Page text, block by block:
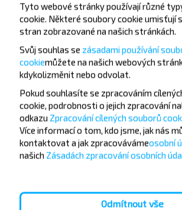
Chcete cestovat
levněji?
Nenechte si ujít akce, slevy a další
od společnosti INFOBUS. Přihlaste se
novinek a cestujte s námi levněji!
Přihlásit se
Tyto webové stránky používají různé
cookie. Některé soubory cookie umisťují
stran zobrazované na našich stránkách.
Svůj souhlas se zásadami používání
cookiemůžete na našich webových
kdykolizměnit nebo odvolat.
Pokud souhlasíte se zpracováním
cookie, podrobnosti o jejich zpracování
odkazu Zpracování cílených souborů
Více informací o tom, kdo jsme, jak nás
kontaktovat a jak zpracovávámeosobní
našich Zásadách zpracování osobních
Odmítnout vše